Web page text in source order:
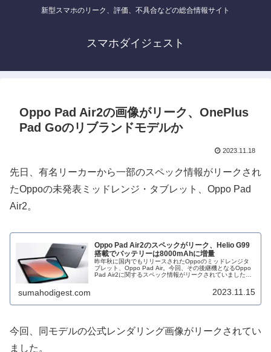
新型スマホのリーク、評価、不具合などの総合情報サイト
スマホダイジェスト
Oppo Pad Air2の画像がリーク、OnePlus
Pad Goのリブランドモデルか
2023.11.18
先日、有名リーカーから一部のスペック情報がリークされ
たOppoの未発表ミッドレンジ・タブレット、Oppo Pad
Air2。
Oppo Pad Air2のスペックがリーク、Helio G99
搭載でバッテリーは8000mAhに増量
昨年秋に国内でもリリースされたOppoのミッドレンジタ
ブレット、Oppo Pad Air。今回、その後継機となるOppo
Pad Air2に関するスペック情報がリークされていました。
sumahodigest.com 2023.11.15
今回、同モデルの公式レンダリング画像がリークされてい
ました。